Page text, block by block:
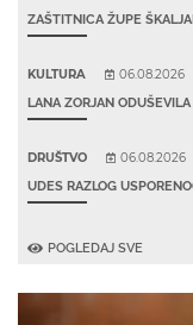
ZAŠTITNICA ŽUPE
KULTURA 06.08.2026
LANA ZORJAN
DRUŠTVO 06.08.2026
UDES RAZLOG
POGLEDAJ SVE